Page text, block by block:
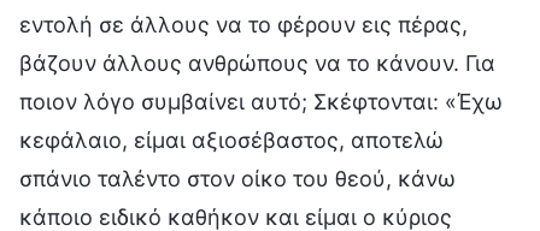
εντολή σε άλλους να το φέρουν εις πέρας,
βάζουν άλλους ανθρώπους να το κάνουν. Για
ποιον λόγο συμβαίνει αυτό; Σκέφτονται: «Έχω
κεφάλαιο, είμαι αξιοσέβαστος, αποτελώ
σπάνιο ταλέντο στον οίκο του θεού, κάνω
κάποιο ειδικό καθήκον και είμαι ο κύριος